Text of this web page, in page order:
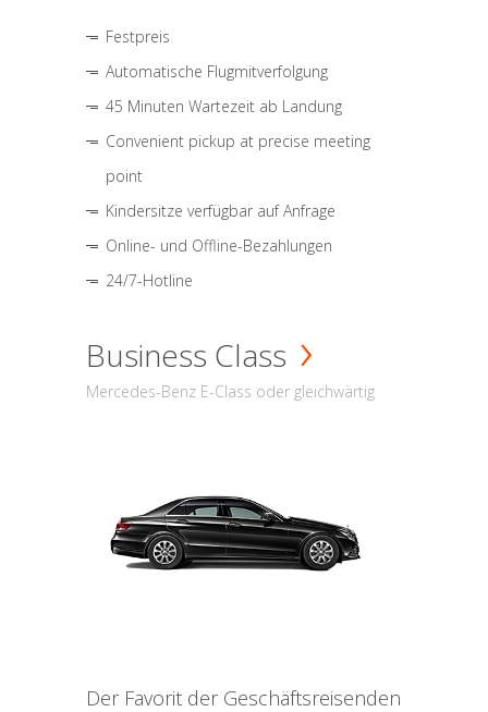
Festpreis
Automatische Flugmitverfolgung
45 Minuten Wartezeit ab Landung
Convenient pickup at precise meeting
point
Kindersitze verfügbar auf Anfrage
Online- und Offline-Bezahlungen
24/7-Hotline
Business Class
Mercedes-Benz E-Class oder gleichwärtig
Der Favorit der Geschäftsreisenden